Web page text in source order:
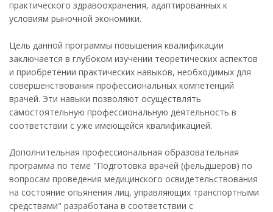
практического здравоохранения, адаптированных к
условиям рыночной экономики.
Цель данной программы повышения квалификации
заключается в глубоком изучении теоретических аспектов
и приобретении практических навыков, необходимых для
совершенствования профессиональных компетенций
врачей. Эти навыки позволяют осуществлять
самостоятельную профессиональную деятельность в
соответствии с уже имеющейся квалификацией.
Дополнительная профессиональная образовательная
программа по теме "Подготовка врачей (фельдшеров) по
вопросам проведения медицинского освидетельствования
на состояние опьянения лиц, управляющих транспортными
средствами" разработана в соответствии с